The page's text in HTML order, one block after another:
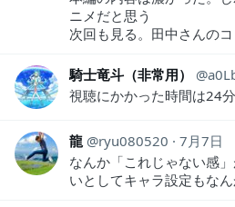
ニメだと思う
次回も見る。田中さんの
騎士竜斗（非常用）
視聴にかかった時間は24分
龍 ryu080520
7月7日
なんか「これじゃない感
いとしてキャラ設定もな